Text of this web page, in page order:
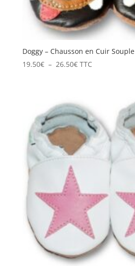
Doggy – Chausson en Cuir Souple
19.50€ – 26.50€Plage
à
26.50€
TTC